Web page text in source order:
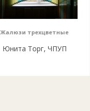
Жалюзи трехцветные
Юнита Торг, ЧПУП